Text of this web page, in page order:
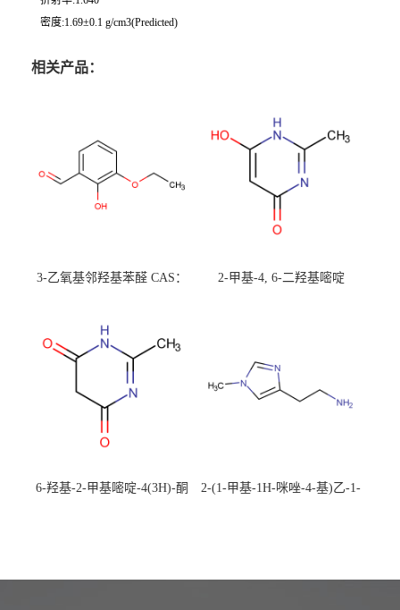
密度:1.69±0.1 g/cm3(Predicted)
相关产品：
3-乙氧基邻羟基苯醛 CAS：
校可先用后付
2-甲基-4, 6-二羟基嘧啶
6-羟基-2-甲基嘧啶-4(3H)-酮
2-(1-甲基-1H-咪唑-4-基)乙-1-